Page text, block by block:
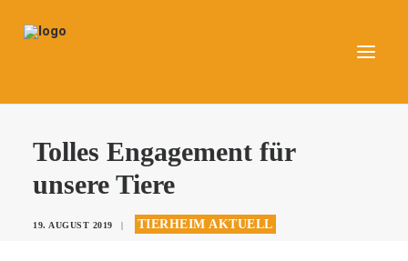
UNSERE TIERE
Tolles Engagement für
unsere Tiere
19. AUGUST 2019 | TIERHEIM AKTUELL